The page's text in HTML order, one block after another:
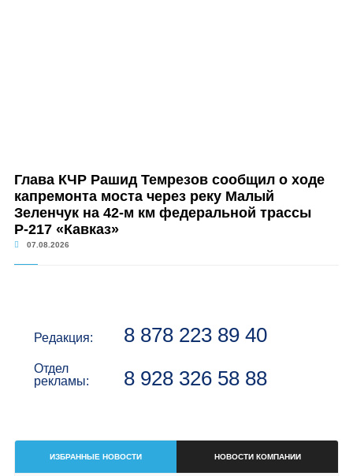
Глава КЧР Рашид Темрезов сообщил о ходе
капремонта моста через реку Малый
Зеленчук на 42-м км федеральной трассы
Р-217 «Кавказ»
07.08.2026
Редакция: 8 878 223 89 40
Отдел
рекламы:
8 928 326 58 88
ИЗБРАННЫЕ НОВОСТИ НОВОСТИ КОМПАНИИ